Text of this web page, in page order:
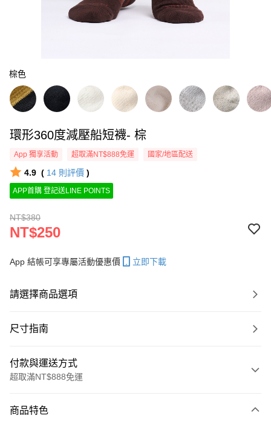
棕色
環形360度減壓船短襪- 棕
App 獨享活動 超取滿NT$888免運 國家/地區配送
4.9 ( 14 則評價 )
APP首購 登記送LINE POINTS
NT$380
NT$250
App 結帳可享專屬活動優惠價 立即下載
請選擇商品選項
尺寸指南
付款與運送方式
超取滿NT$888免運
信用卡一次付款
商品特色